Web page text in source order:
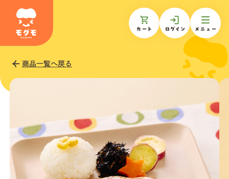
カート ログイン メニュー
モグモについて
ギフトを贈る
商品一覧へ戻る